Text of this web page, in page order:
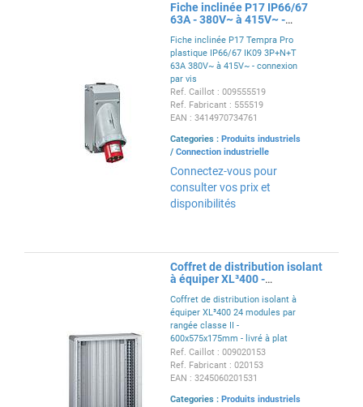
Fiche inclinée P17 IP66/67
63A - 380V~ à 415V~ -
Fiche inclinée P17 Tempra Pro
plastique IP66/67 IK09 3P+N+T
63A 380V~ à 415V~ - connexion
par vis
Ref. Caillot : 009555519
Ref. Fabricant : 555519
EAN : 3414970734761
Categories : Produits industriels
/ Connection industrielle
Connectez-vous pour
consulter vos prix et
disponibilités
Coffret de distribution isolant
à équiper XL³400 -
Coffret de distribution isolant à
équiper XL³400 24 modules par
rangée classe II -
600x575x175mm - livré à plat
avec montants et plaque
d'entrée de câbles - peut
recevoir les appareils jusqu'à
Ref. Caillot : 009020153
Ref. Fabricant : 020153
EAN : 3245060201531
Categories : Produits industriels